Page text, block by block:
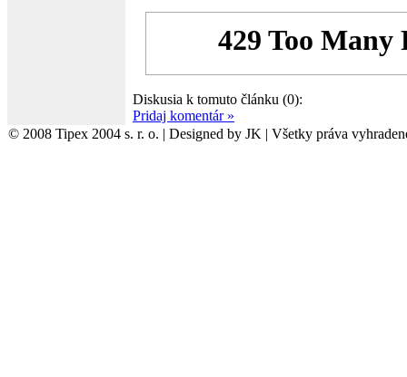
Diskusia k tomuto článku (0):
Pridaj komentár »
© 2008 Tipex 2004 s. r. o. | Designed by JK | Všetky práva